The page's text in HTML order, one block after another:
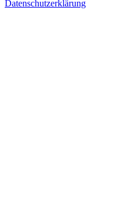
Datenschutzerklärung